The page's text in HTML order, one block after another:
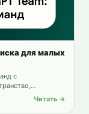
для малых
с
Читать →